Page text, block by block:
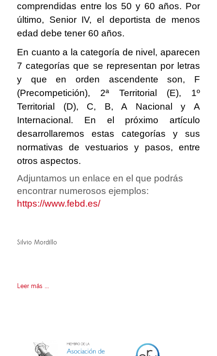
comprendidas entre los 50 y 60 años. Por
último, Senior IV, el deportista de menos
edad debe tener 60 años.
En cuanto a la categoría de nivel, aparecen
7 categorías que se representan por letras
y que en orden ascendente son, F
(Precompetición), 2ª Territorial (E), 1º
Territorial (D), C, B, A Nacional y A
Internacional. En el próximo artículo
desarrollaremos estas categorías y sus
normativas de vestuarios y pasos, entre
otros aspectos.
Adjuntamos un enlace en el que podrás
encontrar numerosos ejemplos:
https://www.febd.es/
Silvio Mordillo
Leer más ...